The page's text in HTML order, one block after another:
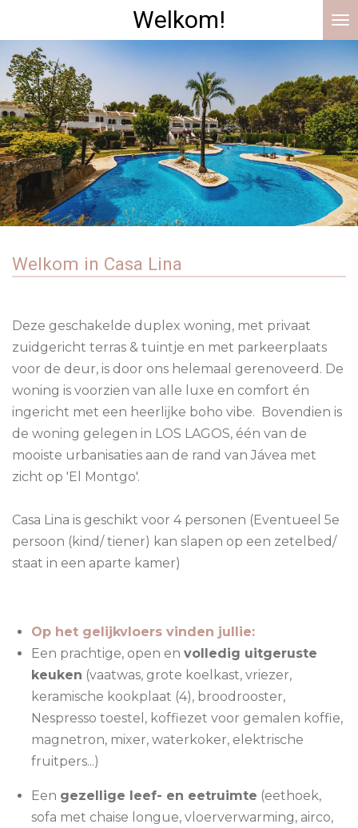
direct
naar
de
hoofdinhoud
Welkom!
Welkom in Casa Lina
Deze geschakelde duplex woning, met privaat
zuidgericht terras & tuintje en met parkeerplaats
voor de deur, is door ons helemaal gerenoveerd. De
woning is voorzien van alle luxe en comfort én
ingericht met een heerlijke boho vibe. Bovendien is
de woning gelegen in LOS LAGOS, één van de
mooiste urbanisaties aan de rand van Jávea met
zicht op 'El Montgo'.
Casa Lina is geschikt voor 4 personen (Eventueel 5e
persoon (kind/ tiener) kan slapen op een zetelbed/
staat in een aparte kamer)
Op het gelijkvloers vinden jullie:
Een prachtige, open en volledig uitgeruste
keuken (vaatwas, grote koelkast, vriezer,
keramische kookplaat (4), broodrooster,
Nespresso toestel, koffiezet voor gemalen koffie,
magnetron, mixer, waterkoker, elektrische
fruitpers...)
Een gezellige leef- en eetruimte (eethoek,
sofa met chaise longue, vloerverwarming, airco,